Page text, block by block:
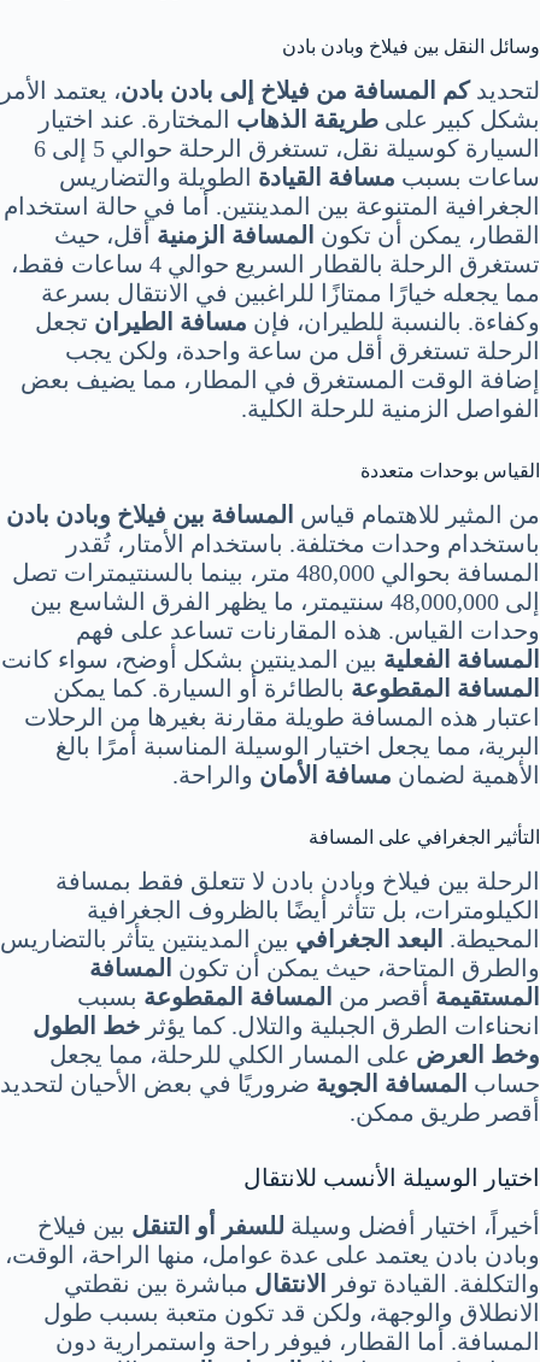
وسائل النقل بين فيلاخ وبادن بادن
لتحديدكم المسافة من فيلاخ إلى بادن بادن، يعتمد الأمر
بشكل كبير على طريقة الذهاب المختارة. عند اختيار
السيارة كوسيلة نقل، تستغرق الرحلة حوالي 5 إلى 6
ساعات بسبب مسافة القيادة الطويلة والتضاريس
الجغرافية المتنوعة بين المدينتين. أما في حالة استخدام
القطار، يمكن أن تكون المسافة الزمنية أقل، حيث
تستغرق الرحلة بالقطار السريع حوالي 4 ساعات فقط،
مما يجعله خيارًا ممتازًا للراغبين في الانتقال بسرعة
وكفاءة. بالنسبة للطيران، فإن مسافة الطيران تجعل
الرحلة تستغرق أقل من ساعة واحدة، ولكن يجب
إضافة الوقت المستغرق في المطار، مما يضيف بعض
الفواصل الزمنية للرحلة الكلية.
القياس بوحدات متعددة
من المثير للاهتمام قياس المسافة بين فيلاخ وبادن بادن
باستخدام وحدات مختلفة. باستخدام الأمتار، تُقدر
المسافة بحوالي 480,000 متر، بينما بالسنتيمترات تصل
إلى 48,000,000 سنتيمتر، ما يظهر الفرق الشاسع بين
وحدات القياس. هذه المقارنات تساعد على فهم
المسافة الفعلية بين المدينتين بشكل أوضح، سواء كانت
المسافة المقطوعة بالطائرة أو السيارة. كما يمكن
اعتبار هذه المسافة طويلة مقارنة بغيرها من الرحلات
البرية، مما يجعل اختيار الوسيلة المناسبة أمرًا بالغ
الأهمية لضمان مسافة الأمان والراحة.
التأثير الجغرافي على المسافة
الرحلة بين فيلاخ وبادن بادن لا تتعلق فقط بمسافة
الكيلومترات، بل تتأثر أيضًا بالظروف الجغرافية
المحيطة. البعد الجغرافي بين المدينتين يتأثر بالتضاريس
والطرق المتاحة، حيث يمكن أن تكون المسافة
المستقيمة أقصر من المسافة المقطوعة بسبب
انحناءات الطرق الجبلية والتلال. كما يؤثر خط الطول
وخط العرض على المسار الكلي للرحلة، مما يجعل
حساب المسافة الجوية ضروريًا في بعض الأحيان لتحديد
أقصر طريق ممكن.
اختيار الوسيلة الأنسب للانتقال
أخيراً، اختيار أفضل وسيلة للسفر أو التنقل بين فيلاخ
وبادن بادن يعتمد على عدة عوامل، منها الراحة، الوقت،
والتكلفة. القيادة توفر
الانتقال مباشرة بين نقطتي
الانطلاق والوجهة، ولكن قد تكون متعبة بسبب طول
المسافة. أما القطار، فيوفر راحة واستمرارية دون